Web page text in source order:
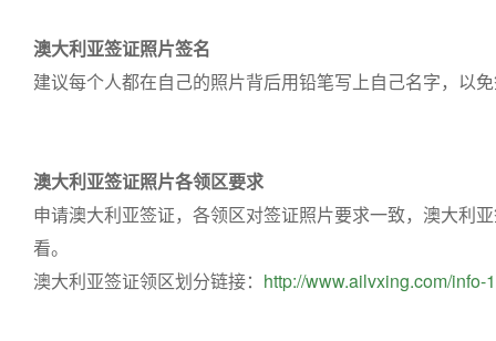
澳大利亚签证照片签名
建议每个人都在自己的照片背后用铅笔写上自己名字，以
澳大利亚签证照片各领区要求
申请澳大利亚签证，各领区对签证照片要求一致，澳大利
看。
澳大利亚签证领区划分链接： http://www.ailvxing.com/info-